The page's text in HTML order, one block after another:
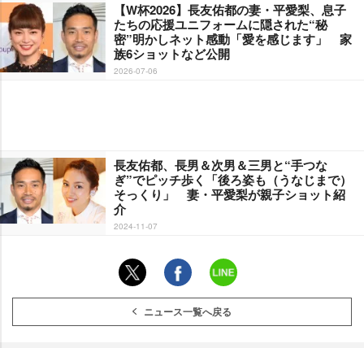
【W杯2026】長友佑都の妻・平愛梨、息子
たちの応援ユニフォームに隠された“秘
密”明かしネット感動「愛を感じます」 家
族6ショットなど公開
2026-07-06
長友佑都、長男＆次男＆三男と“手つな
ぎ”でピッチ歩く「後ろ姿も（うなじまで）
そっくり」 妻・平愛梨が親子ショット紹
介
2024-11-07
ニュース一覧へ戻る